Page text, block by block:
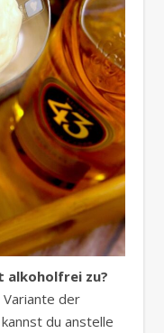
alkoholfrei zu?
der
du anstelle